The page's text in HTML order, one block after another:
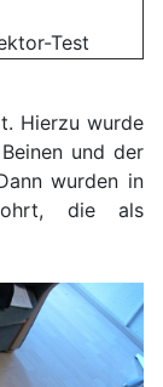
Test
Hierzu wurde
und der
wurden in
die als